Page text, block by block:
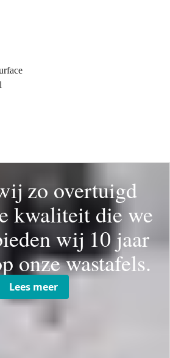
zo overtuigd
kwaliteit die we
wij 10 jaar
onze wastafels.
Lees meer